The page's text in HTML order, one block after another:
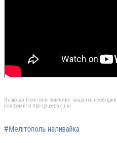
Якщо ви помітили помилку, виділіть
повідомити про це редакцію
#Мелітополь наливайка